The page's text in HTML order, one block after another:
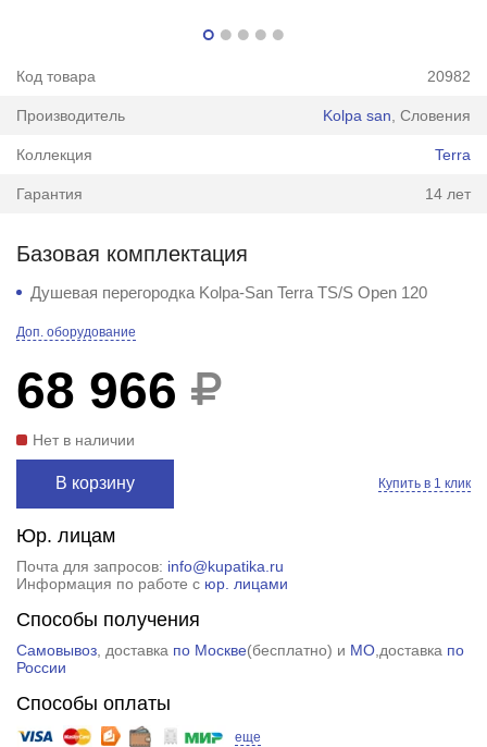
Код товара 20982
Производитель Kolpa san , Словения
Коллекция Terra
Гарантия 14 лет
Базовая комплектация
Душевая перегородка Kolpa-San Terra TS/S Open 120
Доп. оборудование
68 966
Нет в наличии
В корзину Купить в 1 клик
Юр. лицам
Почта для запросов: info@kupatika.ru
Информация по работе с юр. лицами
Способы получения
Самовывоз, доставка по Москве(бесплатно) и МО,доставка по
России
Способы оплаты
еще